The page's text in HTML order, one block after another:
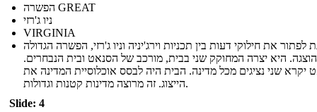
הפשרה GREAT
ניו ג'רזי
VIRGINIA
לפתור את חילוקי דעות בין תכניות וירג'יניה וניו ג'רזי, הפשרה הגדולה
הוצגה. היא יצרה המחוקק שני בבית, מורכב של הסנאט ובית הנבחרים.
יקרא שני נציגים מכל מדינה. הבית היה לבסס אוכלוסיית המדינה את
הייצוג. זה מרוצה מדינות קטנות וגדולות.
Slide: 4